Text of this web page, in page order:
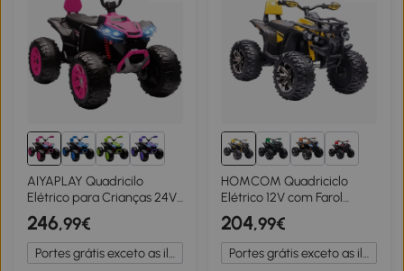
AIYAPLAY Quadricilo
Elétrico para Crianças 24V
com 2 Lugares 2 Motores
Velocidade até 6,5 km/h
Faróis Buzina Música e USB
109x68,5x76 cm Rosa
246,99€
Portes grátis exceto as ilhas
1+
HOMCOM Quadriciclo
Elétrico 12V com Farol
Música Pneus Suspensão
Botões Avance Retrocesso
3-5 Anos Amarelo
100x65x73cm
204,99€
Portes grátis exceto as ilhas